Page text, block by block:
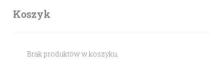
Koszyk
Brak produktów w koszyku.